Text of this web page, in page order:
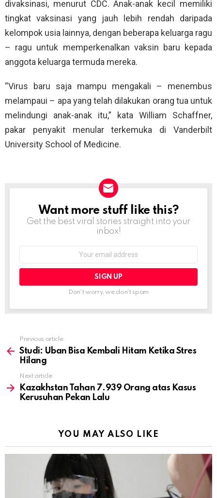
divaksinasi, menurut CDC. Anak-anak kecil memiliki
tingkat vaksinasi yang jauh lebih rendah daripada
kelompok usia lainnya, dengan beberapa keluarga ragu
– ragu untuk memperkenalkan vaksin baru kepada
anggota keluarga termuda mereka.
“Virus baru saja mampu mengakali – menembus
melampaui – apa yang telah dilakukan orang tua untuk
melindungi anak-anak itu,” kata William Schaffner,
pakar penyakit menular terkemuka di Vanderbilt
University School of Medicine.
NEWSLETTER
Want more stuff like this?
Get the best viral stories straight into your
inbox!
Don't worry, we don't spam
more
Previous article
Studi: Uban Bisa Kembali Hitam Ketika Stres
Hilang
Next article
Kazakhstan Tahan 7.939 Orang atas Kasus
Kerusuhan Pekan Lalu
YOU MAY ALSO LIKE